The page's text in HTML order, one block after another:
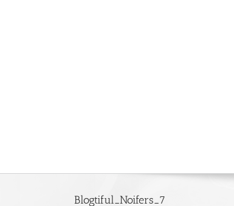
Blogtiful_Noifers_7